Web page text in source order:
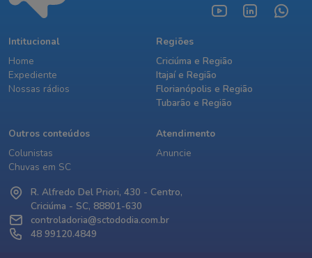
Intitucional
Home
Expediente
Nossas rádios
Regiões
Criciúma e Região
Itajaí e Região
Florianópolis e Região
Tubarão e Região
Outros conteúdos
Colunistas
Chuvas em SC
Atendimento
Anuncie
R. Alfredo Del Priori, 430 - Centro,
Criciúma - SC, 88801-630
controladoria@sctododia.com.br
48 99120.4849